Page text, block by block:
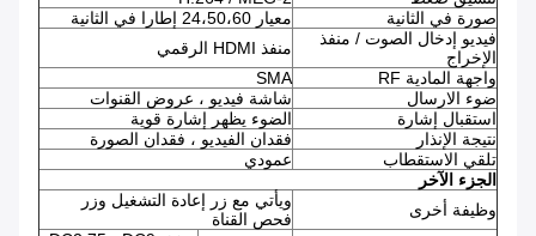
صورة في الثانية
معيار 24،50،60 إطارا في الثانية
فيديو إدخال الصوت / منفذ
الإخراج
منفذ HDMI الرقمي
واجهة المادية RF
SMA
ضوء الارسال
شاشة فيديو ، عروض القنوات
استقبال إشارة
الضوء يظهر إشارة قوية
نتيجة الإنذار
فقدان الفيديو ، فقدان الصورة
تلقي الاستقطاب
عمودي
الجزء الآخر
وظيفة أخرى
ويأتي مع زر إعادة التشغيل وزر
فحص القناة